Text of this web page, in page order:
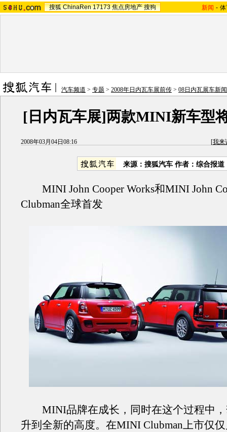
搜狐 ChinaRen 17173 焦点房地产 搜狗 新闻 -
汽车频道 > 专题 > 2008年日内瓦车展前传 > 08日内瓦展车新闻
[日内瓦车展]两款MINI新车型
2008年03月04日08:16 [我来
来源：搜狐汽车 作者：综合报道
MINI John Cooper Works和MINI John
Clubman全球首发
MINI品牌在成长，同时在这个过程中，
升到全新的高度。在MINI Clubman上市仅